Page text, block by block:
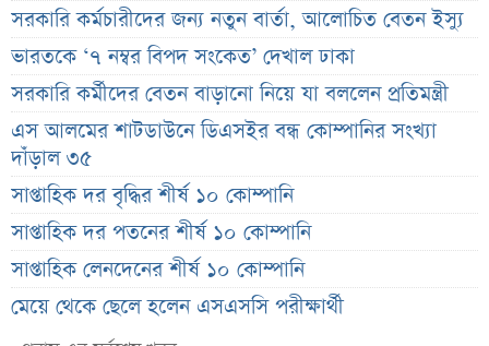
সরকারি কর্মচারীদের জন্য নতুন বার্তা, আলোচিত বেতন ইস্যু
ভারতকে ‘৭ নম্বর বিপদ সংকেত’ দেখাল ঢাকা
সরকারি কর্মীদের বেতন বাড়ানো নিয়ে যা বললেন প্রতিমন্ত্রী
এস আলমের শাটডাউনে ডিএসইর বন্ধ কোম্পানির সংখ্যা
দাঁড়াল ৩৫
সাপ্তাহিক দর বৃদ্ধির শীর্ষ ১০ কোম্পানি
সাপ্তাহিক দর পতনের শীর্ষ ১০ কোম্পানি
সাপ্তাহিক লেনদেনের শীর্ষ ১০ কোম্পানি
মেয়ে থেকে ছেলে হলেন এসএসসি পরীক্ষার্থী